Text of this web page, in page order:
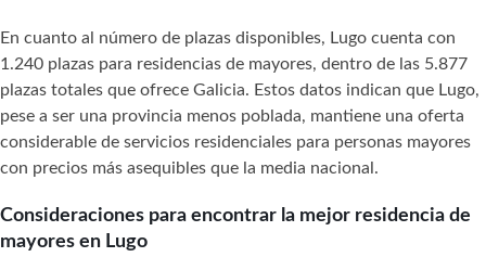
En cuanto al número de plazas disponibles, Lugo cuenta con
1.240 plazas para residencias de mayores, dentro de las 5.877
plazas totales que ofrece Galicia. Estos datos indican que Lugo,
pese a ser una provincia menos poblada, mantiene una oferta
considerable de servicios residenciales para personas mayores
con precios más asequibles que la media nacional.
Consideraciones para encontrar la mejor residencia de
mayores en Lugo